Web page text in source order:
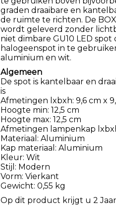
graden draaibare en
de ruimte te richten. De
wordt geleverd zonder
niet dimbare GU10 LED
halogeenspot in te
aluminium en wit.
Algemeen
De spot is kantelbaar en
is
Afmetingen lxbxh: 9,6 cm x
Hoogte min: 12,5 cm
Hoogte max: 12,5 cm
Afmetingen lampenkap
Materiaal: Aluminium
Kap materiaal: Aluminium
Kleur: Wit
Stijl: Modern
Vorm: Vierkant
Gewicht: 0,55 kg
Op dit product krijgt u 2